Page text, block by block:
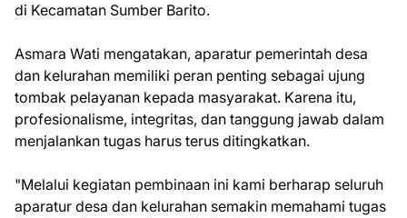
di Kecamatan Sumber Barito.
Asmara Wati mengatakan, aparatur pemerintah desa
dan kelurahan memiliki peran penting sebagai ujung
tombak pelayanan kepada masyarakat. Karena itu,
profesionalisme, integritas, dan tanggung jawab dalam
menjalankan tugas harus terus ditingkatkan.
"Melalui kegiatan pembinaan ini kami berharap seluruh
aparatur desa dan kelurahan semakin memahami tugas